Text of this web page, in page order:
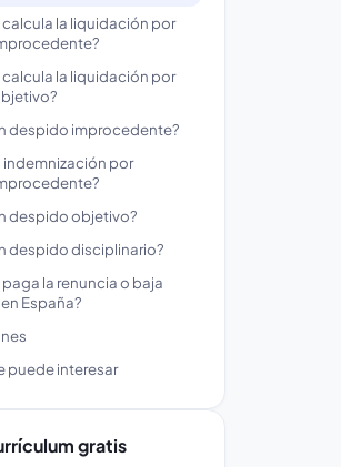
calcula la liquidación por
calcula la liquidación por
despido improcedente?
indemnización por
despido objetivo?
despido disciplinario?
la renuncia o baja
España?
puede interesar
gratis